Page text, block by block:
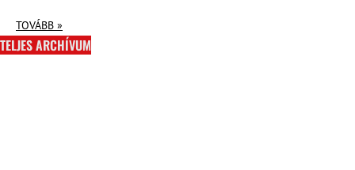
TOVÁBB »
TELJES ARCHÍVUM